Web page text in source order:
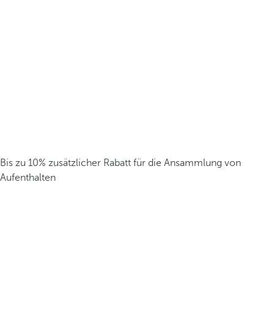
Bis zu 10% zusätzlicher Rabatt für die Ansammlung von
Aufenthalten